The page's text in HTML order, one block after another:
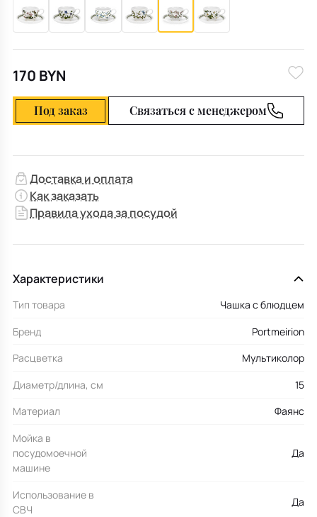
170 BYN
Под заказ Связаться с менеджером
Доставка и оплата
Как заказать
Правила ухода за посудой
Характеристики
Тип товара
Чашка с блюдцем
Бренд
Portmeirion
Расцветка
Мультиколор
Диаметр/длина, см
15
Материал
Фаянс
Мойка в
посудомоечной
машине
Да
Использование в
СВЧ
Да